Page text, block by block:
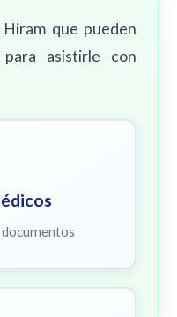
que pueden
para asistirle con